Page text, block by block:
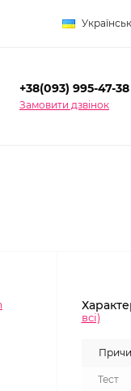
+38(093) 995-47-38
Замовити дзвінок
всі)
Тест